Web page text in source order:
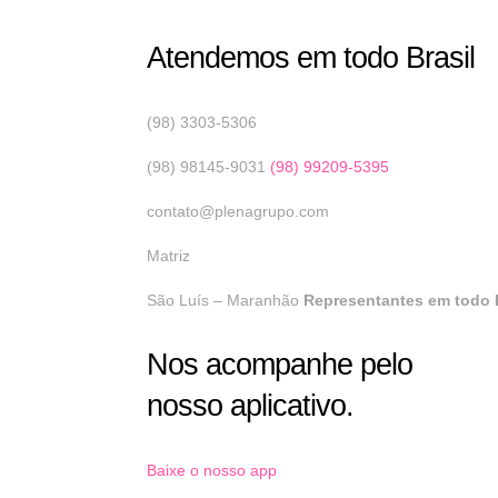
Atendemos em todo Brasil
(98) 3303-5306
(98) 98145-9031 (98) 99209-5395
contato@plenagrupo.com
Matriz
São Luís – Maranhão Representantes em todo
Nos acompanhe pelo
nosso aplicativo.
Baixe o nosso app